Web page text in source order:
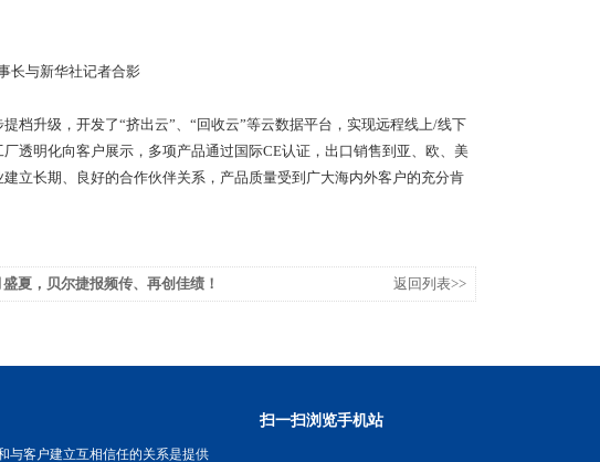
长与新华社记者合影
升级，开发了“挤出云”、“回收云”等云数据平台，实现远程线上/线下
透明化向客户展示，多项产品通过国际CE认证，出口销售到亚、欧、美
立长期、良好的合作伙伴关系，产品质量受到广大海内外客户的充分肯
夏，贝尔捷报频传、再创佳绩！ 返回列表>>
与客户建立互相信任的关系是提供
扫一扫浏览手机站